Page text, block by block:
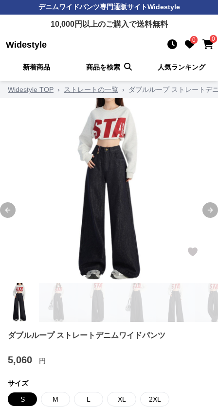
デニムワイドパンツ専門通販サイトWidestyle
10,000円以上のご購入で送料無料
Widestyle 0 0
新着商品 商品を検索 人気ランキング
Widestyle TOP › ストレートの一覧 › ダブルループ ストレートデ
Previous slide
ダブルループ ストレートデニムワイドパンツ
5,060 円
サイズ
S M L XL 2XL